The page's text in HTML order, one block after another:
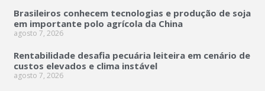
Brasileiros conhecem tecnologias e produção de soja
em importante polo agrícola da China
agosto 7, 2026
Rentabilidade desafia pecuária leiteira em cenário de
custos elevados e clima instável
agosto 7, 2026